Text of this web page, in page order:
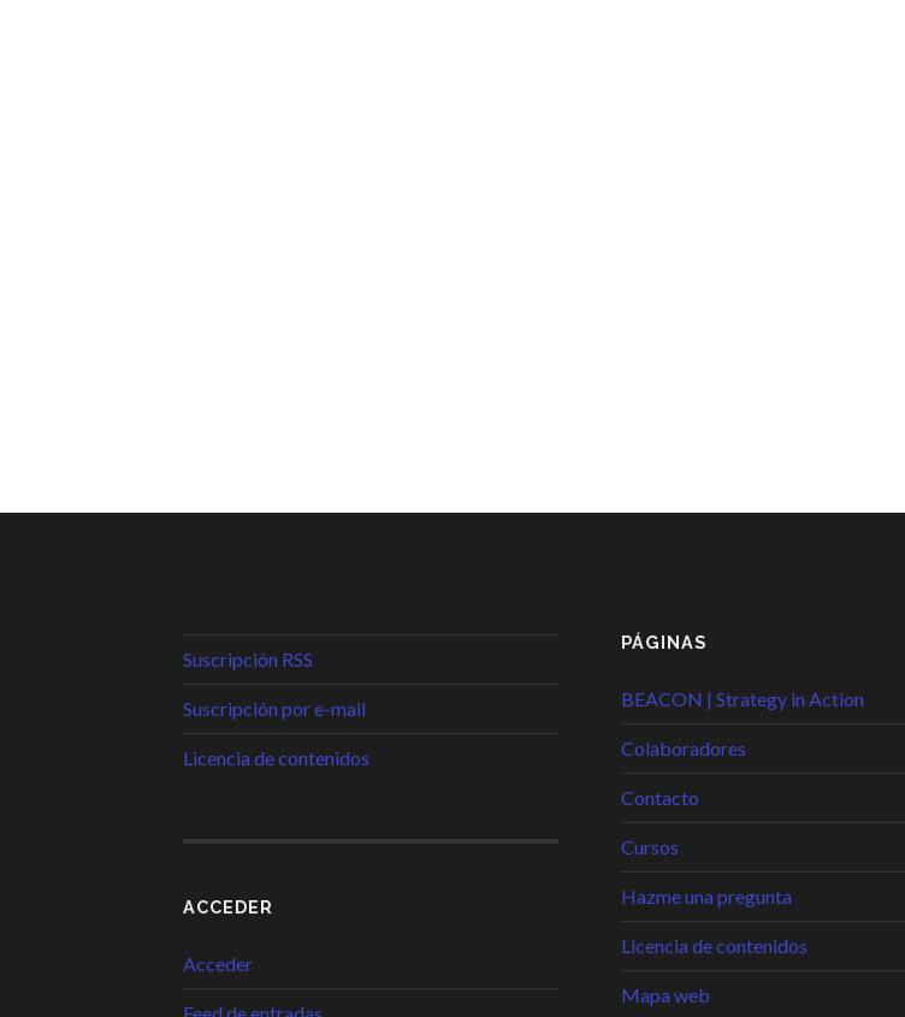
Suscripción RSS
Suscripción por e-mail
Licencia de contenidos
ACCEDER
Acceder
PÁGINAS
BEACON | Strategy in Action
Colaboradores
Contacto
Cursos
Hazme una pregunta
Licencia de contenidos
Mapa web